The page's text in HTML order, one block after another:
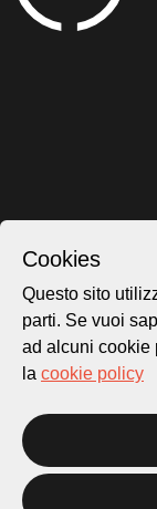
Cookies
Questo sito
parti. Se vuoi
ad alcuni cookie
la cookie policy